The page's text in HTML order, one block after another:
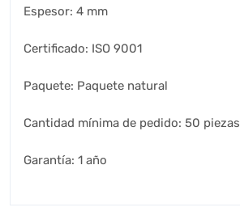
Espesor: 4 mm
Certificado: ISO 9001
Paquete: Paquete natural
Cantidad mínima de pedido: 50 piezas
Garantía: 1 año